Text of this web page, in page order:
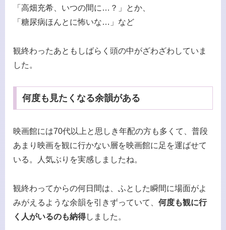
「高畑充希、いつの間に…？」とか、
「糖尿病ほんとに怖いな…」など
観終わったあともしばらく頭の中がざわざわしていま
した。
何度も見たくなる余韻がある
映画館には70代以上と思しき年配の方も多くて、普段
あまり映画を観に行かない層を映画館に足を運ばせて
いる。人気ぶりを実感しましたね。
観終わってからの何日間は、ふとした瞬間に場面がよ
みがえるような余韻を引きずっていて、 何度も観に行
く人がいるのも納得しました。